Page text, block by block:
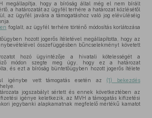
megállapítja, hogy a bíróság által még el nem bírált
a határozatát az ügyfél terhére a határozat közlésétől
az ügyfél javára a támogatáshoz való jog elévüléséig
foglalt, az ügyfél terhére történő módosítás korlátozása
hozott jogerős ítéletével megállapította, hogy az
összefüggésben bűncselekményt követett
hozó ügyintézője a hivatali kötelességét a
módon szegte meg úgy, hogy ez a határozat
és ezt a bíróság büntetőügyben hozott jogerős ítélete
igénybe vett támogatás esetén az (1) bekezdés
jogszabályt sértett és ennek következtében az
igénye keletkezik, az MVH a támogatás kifizetési
jegybanki alapkamatnak megfelelő mértékű kamatot